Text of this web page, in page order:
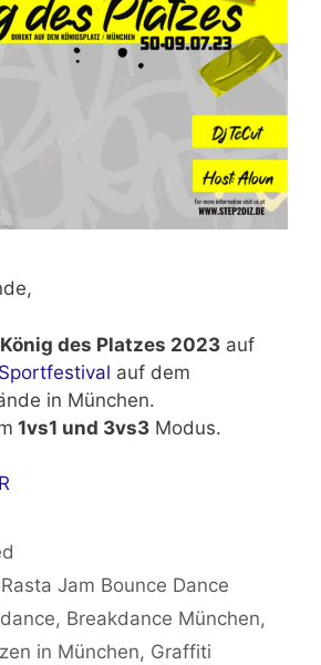
König des Platzes 2023 auf
auf dem
in München.
1vs1 und 3vs3 Modus.
Jam Bounce Dance
, Breakdance München,
in München, Graffiti